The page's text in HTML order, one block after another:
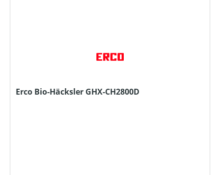
Erco Bio-Häcksler GHX-CH2800D